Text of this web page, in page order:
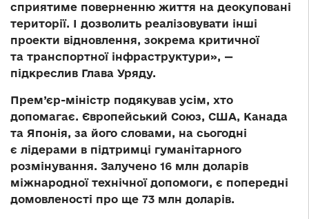
сприятиме поверненню життя на деокуповані
території. І дозволить реалізовувати інші
проекти відновлення, зокрема критичної
та транспортної інфраструктури», —
підкреслив Глава Уряду.
Прем’єр-міністр подякував усім, хто
допомагає. Європейський Союз, США, Канада
та Японія, за його словами, на сьогодні
є лідерами в підтримці гуманітарного
розмінування. Залучено 16 млн доларів
міжнародної технічної допомоги, є попередні
домовленості про ще 73 млн доларів.